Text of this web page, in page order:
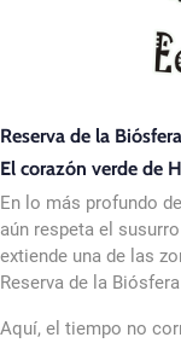
Reserva de la
El corazón verde de
En lo más profundo
aún respeta el
extiende una de las
Reserva de la
Aquí, el tiempo no